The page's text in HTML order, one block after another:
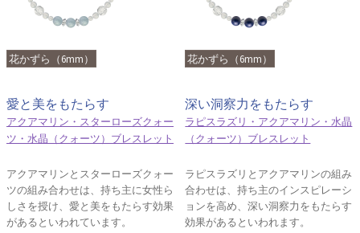
花かずら（6mm）
愛と美をもたらす
アクアマリン・スターローズクォー
ツ・水晶（クォーツ）ブレスレット
アクアマリンとスターローズクォー
ツの組み合わせは、持ち主に女性ら
しさを授け、愛と美をもたらす効果
があるといわれています。
花かずら（6mm）
深い洞察力をもたらす
ラピスラズリ・アクアマリン・水晶
（クォーツ）ブレスレット
ラピスラズリとアクアマリンの組み
合わせは、持ち主のインスピレーシ
ョンを高め、深い洞察力をもたらす
効果があるといわれます。